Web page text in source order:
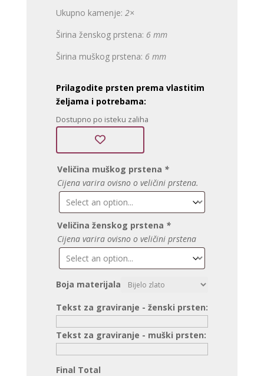
Ukupno kamenje: 2×
Širina ženskog prstena: 6 mm
Širina muškog prstena: 6 mm
Prilagodite prsten prema vlastitim
željama i potrebama:
Dostupno po isteku zaliha
Veličina muškog prstena *
Cijena varira ovisno o veličini prstena.
Veličina ženskog prstena *
Cijena varira ovisno o veličini prstena
Boja materijala
Tekst za graviranje - ženski prsten:
Tekst za graviranje - muški prsten:
Final Total